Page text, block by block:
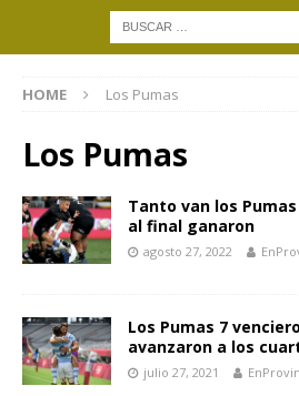
HOME Los Pumas
Los Pumas
Tanto van los
al final ganaron
agosto 27, 2022
Los Pumas 7
avanzaron a los
julio 27, 2021